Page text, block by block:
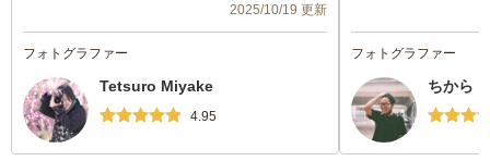
下の子がぐずりましたが、それもいい写真
として残していただけたのも思い出になり
緊張していた長男も徐々に笑顔になり、ま
た気持ちが乗るような声かけしていただけ
ありがとうございました。
2025/10/19 更新
フォトグラファー
Tetsuro Miyake
4.95
家族の自然な表情
がりはとっても素
家族の思い出をこ
ことができて、本
フォトグラファー
ちから